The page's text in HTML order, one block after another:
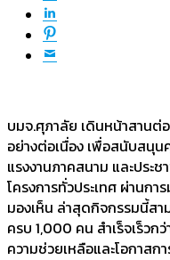
บมจ.ศุภาลัย เดินหน้าสานต่
อย่างต่อเนื่อง เพื่อสนับสนุ
แรงงานภาคสนาม และปร
โครงการทั่วประเทศ ผ่านก
มองเห็น ล่าสุดกิจกรรมนี้สา
ครบ 1,000 คน สำเร็จเร็ว
ความช่วยเหลือและโอกาสก